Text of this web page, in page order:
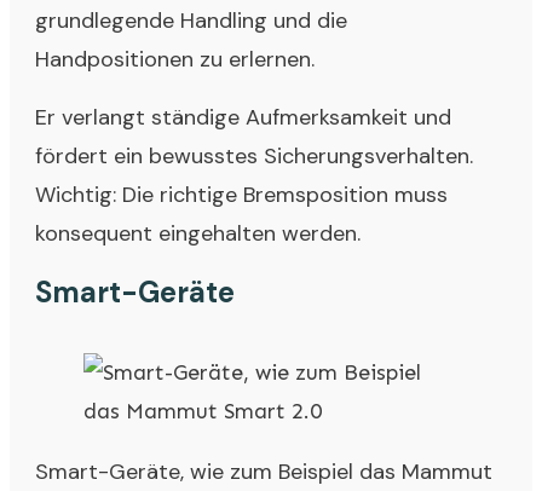
grundlegende Handling und die
Handpositionen zu erlernen.
Er verlangt ständige Aufmerksamkeit und
fördert ein bewusstes Sicherungsverhalten.
Wichtig: Die richtige Bremsposition muss
konsequent eingehalten werden.
Smart-Geräte
Smart-Geräte, wie zum Beispiel das Mammut